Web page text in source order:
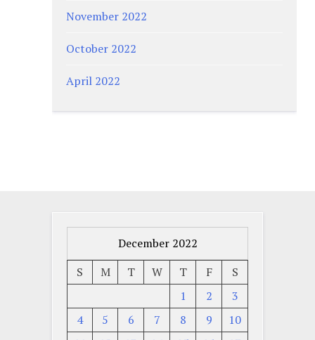
November 2022
October 2022
April 2022
December 2022
S
M T W T F
S
1
2
3
4
5 6 7 8 9
10